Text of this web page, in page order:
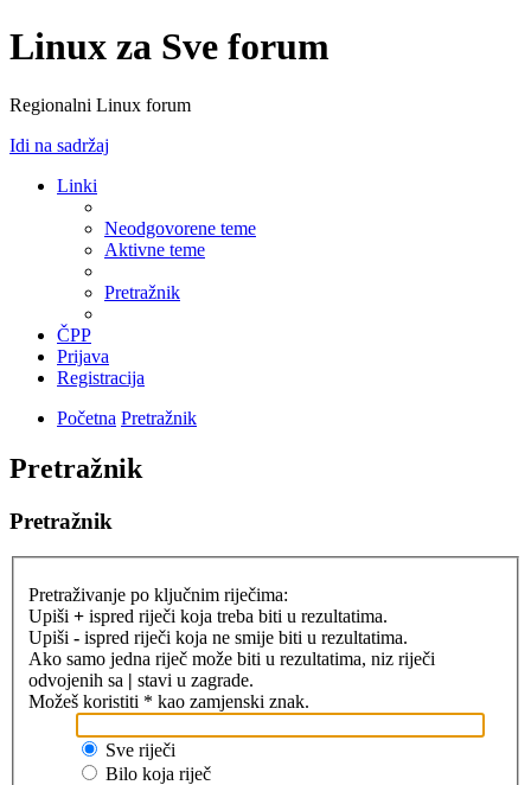
Linux za Sve forum
Regionalni Linux forum
Idi na sadržaj
Linki
Neodgovorene teme
Aktivne teme
Pretražnik
ČPP
Prijava
Registracija
Početna Pretražnik
Pretražnik
Pretražnik
Pretraživanje po ključnim riječima:
Upiši + ispred riječi koja treba biti u rezultatima.
Upiši - ispred riječi koja ne smije biti u rezultatima.
Ako samo jedna riječ može biti u rezultatima, niz riječi
odvojenih sa | stavi u zagrade.
Možeš koristiti * kao zamjenski znak.
Sve riječi
Bilo koja riječ